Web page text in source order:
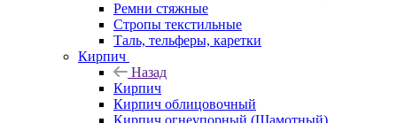
Ремни стяжные
Стропы текстильные
Таль, тельферы, каретки
Кирпич
Назад
Кирпич
Кирпич облицовочный
Кирпич огнеупорный (Шамотный)